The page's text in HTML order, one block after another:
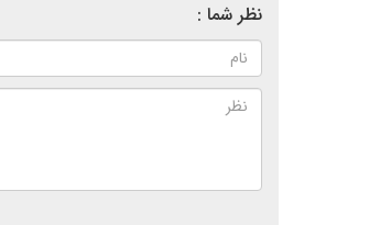
نظر شما :